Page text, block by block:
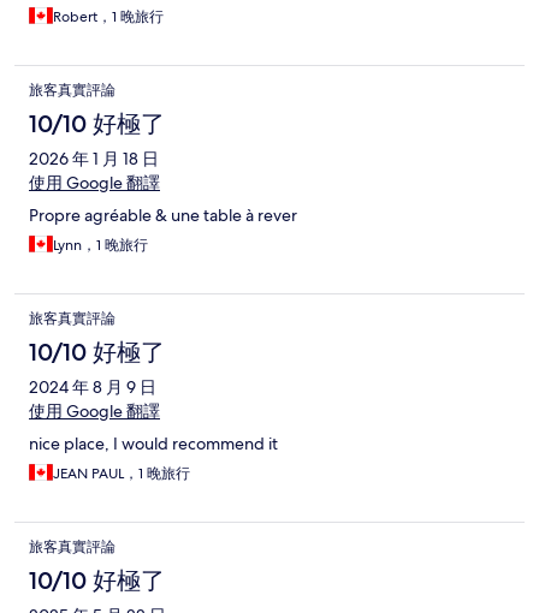
Robert，1 晚旅行
旅客真實評論
10/10 好極了
2026 年 1 月 18 日
使用 Google 翻譯
Propre agréable & une table à rever
Lynn，1 晚旅行
旅客真實評論
10/10 好極了
2024 年 8 月 9 日
使用 Google 翻譯
nice place, I would recommend it
JEAN PAUL，1 晚旅行
旅客真實評論
10/10 好極了